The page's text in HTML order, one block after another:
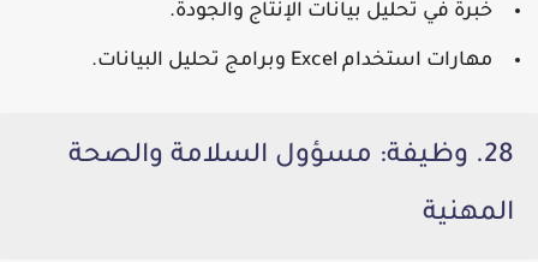
خبرة في تحليل بيانات الإنتاج والجودة.
مهارات استخدام Excel وبرامج تحليل البيانات.
28. وظيفة: مسؤول السلامة والصحة
المهنية